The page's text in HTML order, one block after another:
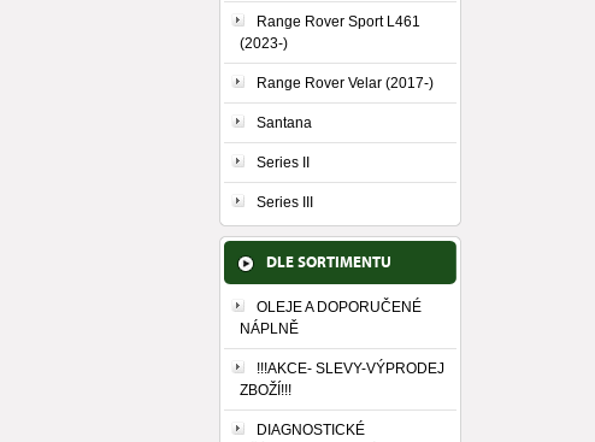
Range Rover Sport L461
(2023-)
Range Rover Velar (2017-)
Santana
Series II
Series III
DLE SORTIMENTU
OLEJE A DOPORUČENÉ
NÁPLNĚ
!!!AKCE- SLEVY-VÝPRODEJ
ZBOŽÍ!!!
DIAGNOSTICKÉ